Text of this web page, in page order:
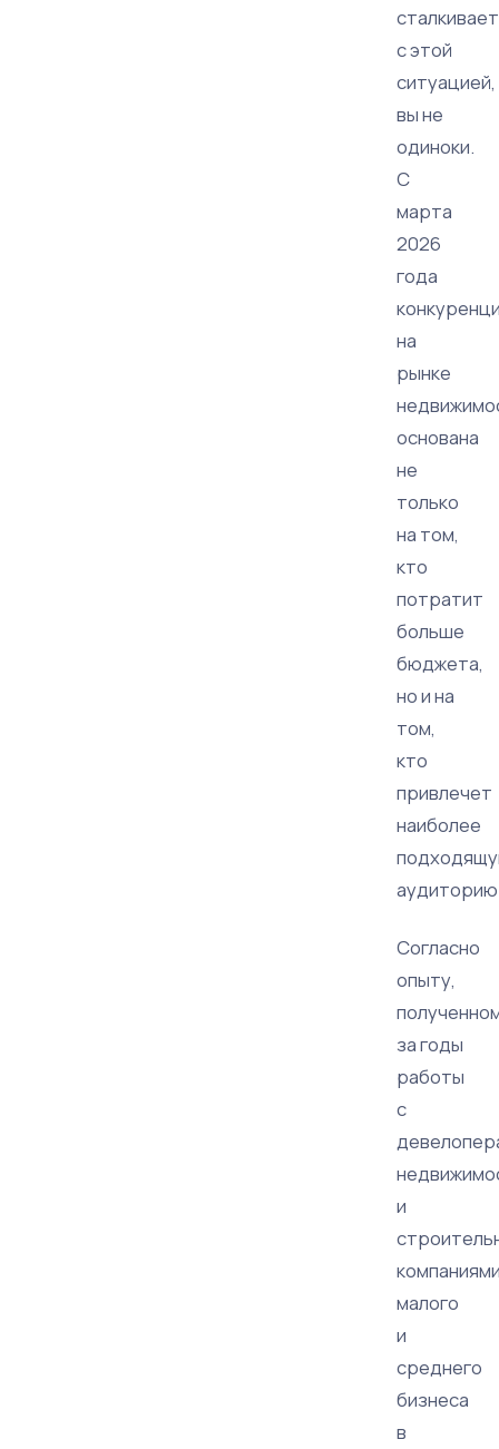
с этой
ситуацией,
вы не
одиноки.
С
марта
2026
года
на
рынке
основана
не
только
на том,
кто
потратит
больше
бюджета,
но и на
том,
кто
привлечет
наиболее
Согласно
опыту,
за годы
работы
с
и
малого
и
среднего
бизнеса
в